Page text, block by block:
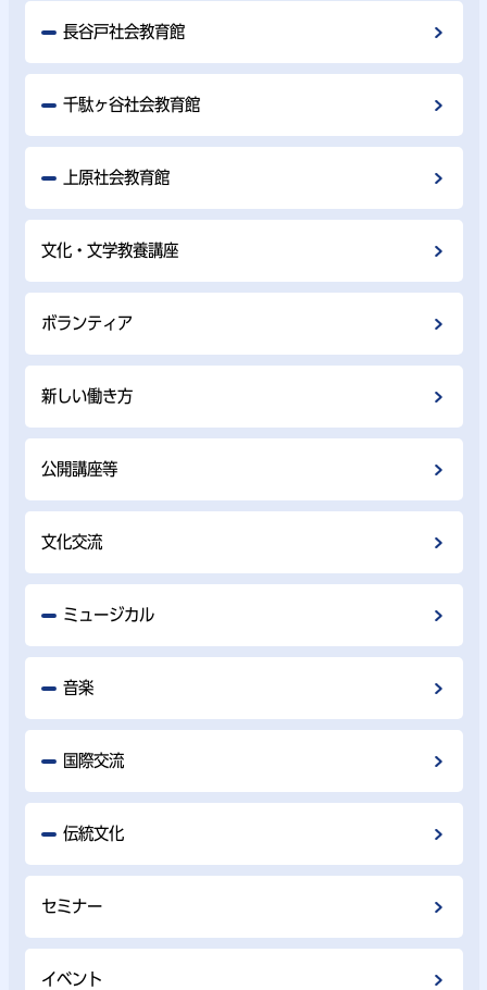
長谷戸社会教育館
千駄ヶ谷社会教育館
上原社会教育館
文化・文学教養講座
ボランティア
新しい働き方
公開講座等
文化交流
ミュージカル
音楽
国際交流
伝統文化
セミナー
イベント